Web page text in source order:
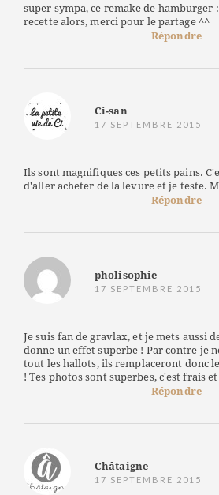
super sympa, ce remake de hamburger
recette alors, merci pour le partage ^^
Répondre
Ci-san
17 SEPTEMBRE 2015
Ils sont magnifiques ces petits pains.
d'aller acheter de la levure et je teste.
Répondre
pholisophie
17 SEPTEMBRE 2015
Je suis fan de gravlax, et je mets aussi
donne un effet superbe ! Par contre je
tout les hallots, ils remplaceront donc
! Tes photos sont superbes, c'est frais
Répondre
Châtaigne
17 SEPTEMBRE 2015